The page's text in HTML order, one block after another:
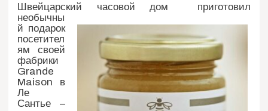
Швейцарский часовой дом
приготовил
необычны
й подарок
посетител
ям своей
фабрики
Grande
Maison в
Ле
Сантье –